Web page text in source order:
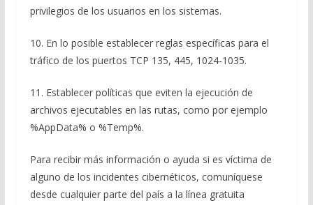
privilegios de los usuarios en los sistemas.
10. En lo posible establecer reglas específicas para el
tráfico de los puertos TCP 135, 445, 1024-1035.
11. Establecer políticas que eviten la ejecución de
archivos ejecutables en las rutas, como por ejemplo
%AppData% o %Temp%.
Para recibir más información o ayuda si es víctima de
alguno de los incidentes cibernéticos, comuníquese
desde cualquier parte del país a la línea gratuita